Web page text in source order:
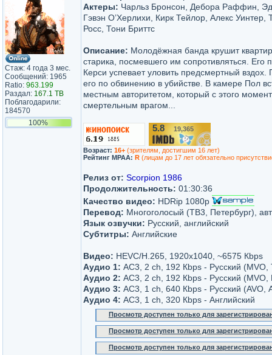
Стаж: 4 года 3 мес.
Сообщений: 1965
Ratio: 963.199
Раздал: 167.1 TB
Поблагодарили:
184570
100%
Актеры: Чарльз Бронсон, Дебора Раффин,
Гэвэн О’Херлихи, Кирк Тейлор, Алекс Уинтер,
Росс, Тони Бриттс
Описание: Молодёжная банда крушит
старика, посмевшего им сопротивляться. Его
Керси успевает уловить предсмертный
его по обвинению в убийстве. В камере Пол
местным авторитетом, который с этого
смертельным врагом...
5.8 19,365
Возраст: 16+ (зрителям, достигшим 16 лет)
Рейтинг MPAA: R (лицам до 17 лет обязательно
Релиз от: Scorpion 1986
Продолжительность: 01:30:36
Качество видео: HDRip 1080p
Перевод: Многоголосый (ТВ3, Петербург),
Язык озвучки: Русский, английский
Субтитры: Английские
Видео: HEVC/H.265, 1920x1040, ~6575 Кbps
Аудио 1: AC3, 2 ch, 192 Кbps - Русский (MVO,
Аудио 2: AC3, 2 ch, 192 Кbps - Русский
Аудио 3: AC3, 1 ch, 640 Кbps - Русский (AVO,
Аудио 4: AC3, 1 ch, 320 Кbps - Английский
Просмотр доступен только для
Просмотр доступен только для
Просмотр доступен только для